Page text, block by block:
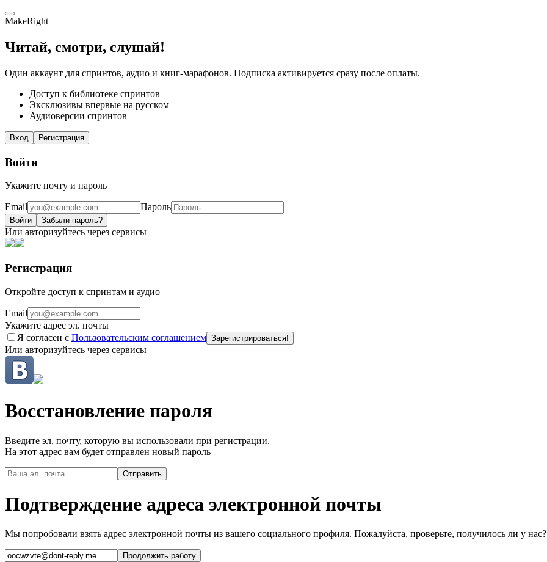
MakeRight
Читай, смотри, слушай!
Один аккаунт для спринтов, аудио и книг-марафонов. Подписка активируется сразу после оплаты.
Доступ к библиотеке спринтов
Эксклюзивы впервые на русском
Аудиоверсии спринтов
Вход Регистрация
Войти
Укажите почту и пароль
Email Пароль
Войти Забыли пароль?
Или авторизуйтесь через сервисы
Регистрация
Откройте доступ к спринтам и аудио
Email
Укажите адрес эл. почты
Я согласен с Пользовательским соглашением Зарегистрироваться!
Или авторизуйтесь через сервисы
Восстановление пароля
Введите эл. почту, которую вы использовали при регистрации.
На этот адрес вам будет отправлен новый пароль
Подтверждение адреса электронной почты
Мы попробовали взять адрес электронной почты из вашего социального профиля. Пожалуйста, проверьте, получилось ли у нас?